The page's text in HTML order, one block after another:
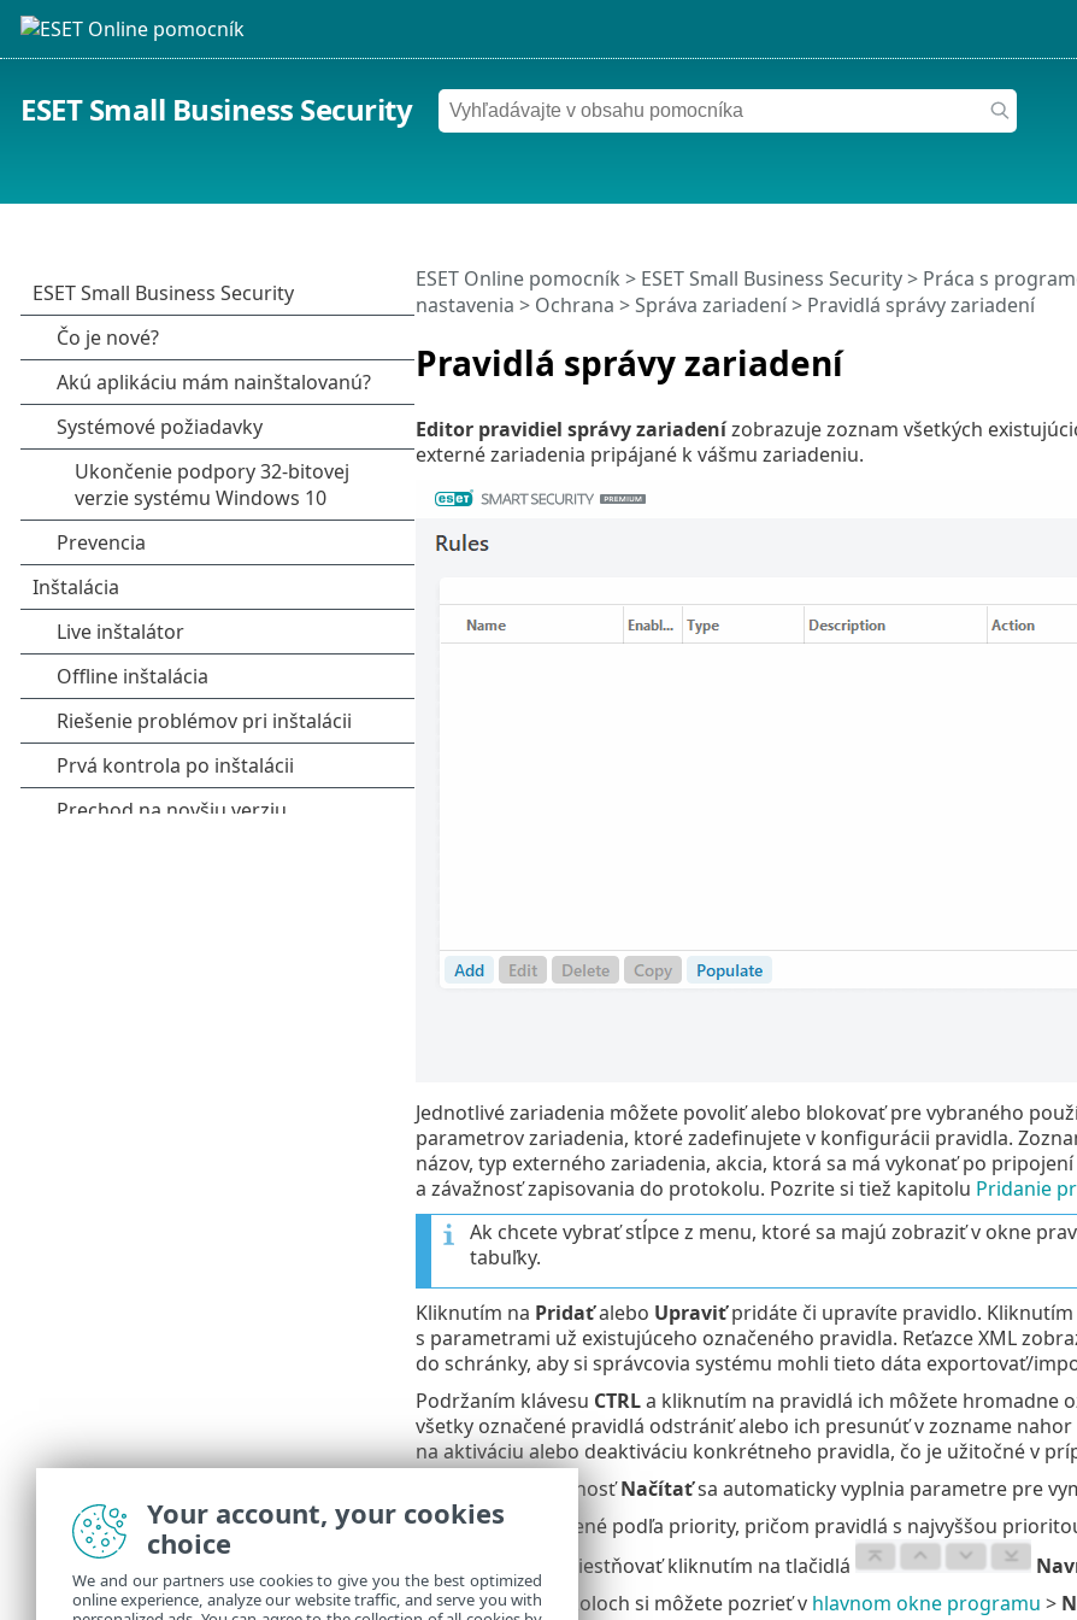
ESET Small Business Security
Pravidlá správy zariadení
ESET Online pomocník > ESET Small Business Security> Práca s
nastavenia > Ochrana >Správa zariadení> Pravidlá správy zariadení
Editor pravidiel správy zariadenízobrazuje zoznam všetkých
externé zariadenia pripájané k vášmu zariadeniu.
Jednotlivé zariadenia môžete povoliť alebo blokovať pre vybraného
parametrov zariadenia, ktoré zadefinujete v konfigurácii pravidla.
názov, typ externého zariadenia, akcia, ktorá sa má vykonať po
a závažnosť zapisovania do protokolu. Pozrite si tiež kapitolu Pridanie
Ak chcete vybrať stĺpce z menu, ktoré sa majú zobraziť v okne
tabuľky.
Kliknutím na Pridaťalebo Upraviťpridáte či upravíte pravidlo. Kliknutím
s parametrami už existujúceho označeného pravidla. Reťazce XML
do schránky, aby si správcovia systému mohli tieto dáta exportovať/
Podržaním klávesu CTRLa kliknutím na pravidlá ich môžete hromadne
všetky označené pravidlá odstrániť alebo ich presunúť v zozname
na aktiváciu alebo deaktiváciu konkrétneho pravidla, čo je užitočné v
Kliknutím na možnosťNačítaťsa automaticky vyplnia parametre pre
Pravidlá sú zoradené podľa priority, pričom pravidlá s najvyššou
v skupinách premiestňovať kliknutím na tlačidlá
Záznamy v protokoloch si môžete pozrieť v hlavnom okne programu >
Your account, your cookies
choice
We and our partners use cookies to give you the best optimized
online experience, analyze our website traffic, and serve you with